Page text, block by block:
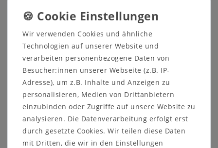
Menge:
In den Warenkorb
Nicht lieferbar.
Wir verwenden Cookies und ähnliche
Technologien auf unserer Website und
verarbeiten personenbezogene Daten von
Besucher:innen unserer Webseite (z.B. IP-
Adresse), um z.B. Inhalte und Anzeigen zu
personalisieren, Medien von Drittanbietern
einzubinden oder Zugriffe auf unsere Website zu
analysieren. Die Datenverarbeitung erfolgt erst
durch gesetzte Cookies. Wir teilen diese Daten
mit Dritten, die wir in den Einstellungen